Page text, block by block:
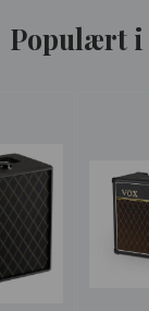
Populært i